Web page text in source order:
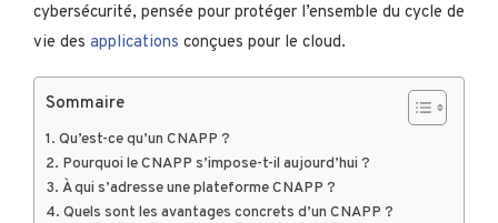
cybersécurité, pensée pour protéger l’ensemble du cycle de
vie des applications conçues pour le cloud.
Sommaire
Qu’est-ce qu’un CNAPP ?
Pourquoi le CNAPP s’impose-t-il aujourd’hui ?
À qui s’adresse une plateforme CNAPP ?
Quels sont les avantages concrets d’un CNAPP ?